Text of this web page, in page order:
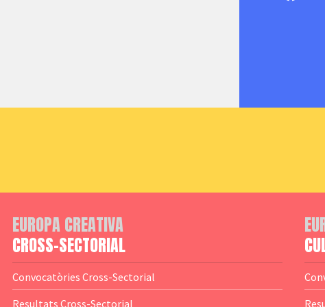
EUROPA CREATIVA
CROSS-SECTORIAL
Convocatòries Cross-Sectorial
Resultats Cross-Sectorial